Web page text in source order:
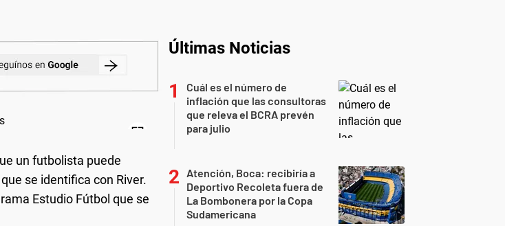
un futbolista puede
se identifica con River.
Estudio Fútbol que se
Últimas Noticias
Cuál es el número de
inflación que las consultoras
que releva el BCRA prevén
para julio
Atención, Boca: recibiría a
Deportivo Recoleta fuera de
La Bombonera por la Copa
Sudamericana